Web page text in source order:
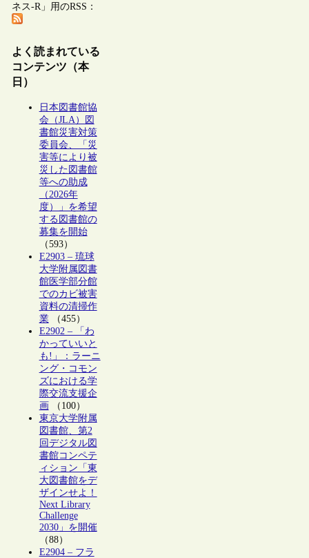
ネス-R」用のRSS：
よく読まれている
コンテンツ（本
日）
日本図書館協
会（JLA）図
書館災害対策
委員会、「災
害等により被
災した図書館
等への助成
（2026年
度）」を希望
する図書館の
募集を開始
（593）
E2903 – 琉球
大学附属図書
館医学部分館
でのカビ被害
資料の清掃作
業（455）
E2902 – 「わ
かっていいと
も!」：ラーニ
ング・コモン
ズにおける学
際交流支援企
画（100）
東京大学附属
図書館、第2
回デジタル図
書館コンペテ
ィション「東
大図書館をデ
ザインせよ！
Next Library
Challenge
2030」を開催
（88）
E2904 – フラ